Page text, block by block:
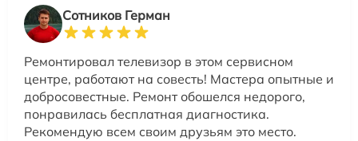
Сотников Герман
Ремонтировал телевизор в этом сервисном
центре, работают на совесть! Мастера опытные и
добросовестные. Ремонт обошелся недорого,
понравилась бесплатная диагностика.
Рекомендую всем своим друзьям это место.